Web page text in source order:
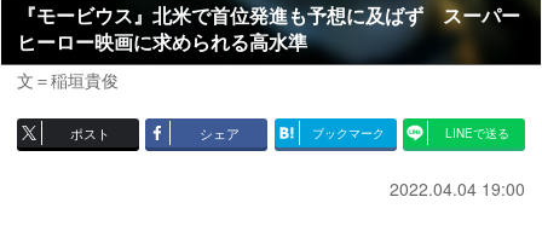
『モービウス』北米で首位発進も予想に及ばず スーパー
ヒーロー映画に求められる高水準
文＝稲垣貴俊
ポスト シェア ブックマーク LINEで送る
2022.04.04 19:00